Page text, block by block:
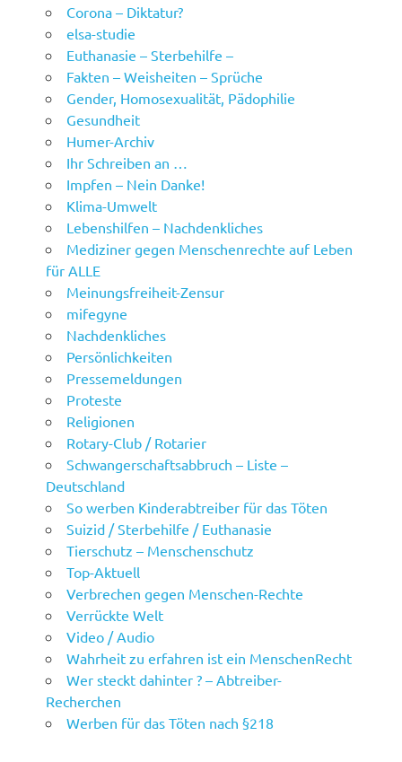
Corona – Diktatur?
elsa-studie
Euthanasie – Sterbehilfe –
Fakten – Weisheiten – Sprüche
Gender, Homosexualität, Pädophilie
Gesundheit
Humer-Archiv
Ihr Schreiben an …
Impfen – Nein Danke!
Klima-Umwelt
Lebenshilfen – Nachdenkliches
Mediziner gegen Menschenrechte auf Leben
für ALLE
Meinungsfreiheit-Zensur
mifegyne
Nachdenkliches
Persönlichkeiten
Pressemeldungen
Proteste
Religionen
Rotary-Club / Rotarier
Schwangerschaftsabbruch – Liste –
Deutschland
So werben Kinderabtreiber für das Töten
Suizid / Sterbehilfe / Euthanasie
Tierschutz – Menschenschutz
Top-Aktuell
Verbrechen gegen Menschen-Rechte
Verrückte Welt
Video / Audio
Wahrheit zu erfahren ist ein MenschenRecht
Wer steckt dahinter ? – Abtreiber-
Recherchen
Werben für das Töten nach §218